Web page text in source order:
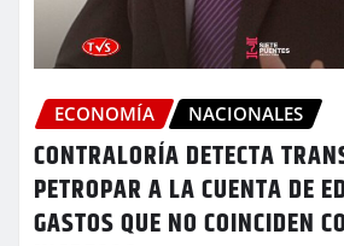
ECONOMÍA NACIONALES
CONTRALORÍA DETECTA
PETROPAR A LA CUENTA DE
GASTOS QUE NO COINCIDEN